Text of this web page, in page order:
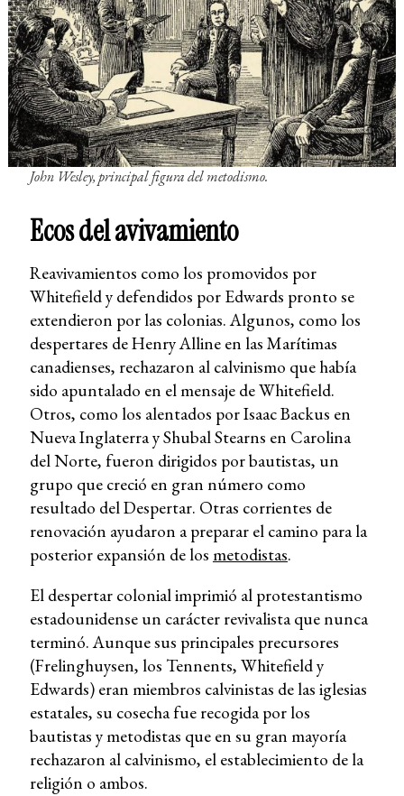
John Wesley, principal figura del metodismo.
Ecos del avivamiento
Reavivamientos como los promovidos por
Whitefield y defendidos por Edwards pronto se
extendieron por las colonias. Algunos, como los
despertares de Henry Alline en las Marítimas
canadienses, rechazaron al calvinismo que había
sido apuntalado en el mensaje de Whitefield.
Otros, como los alentados por Isaac Backus en
Nueva Inglaterra y Shubal Stearns en Carolina
del Norte, fueron dirigidos por bautistas, un
grupo que creció en gran número como
resultado del Despertar. Otras corrientes de
renovación ayudaron a preparar el camino para la
posterior expansión de los metodistas.
El despertar colonial imprimió al protestantismo
estadounidense un carácter revivalista que nunca
terminó. Aunque sus principales precursores
(Frelinghuysen, los Tennents, Whitefield y
Edwards) eran miembros calvinistas de las iglesias
estatales, su cosecha fue recogida por los
bautistas y metodistas que en su gran mayoría
rechazaron al calvinismo, el establecimiento de la
religión o ambos.